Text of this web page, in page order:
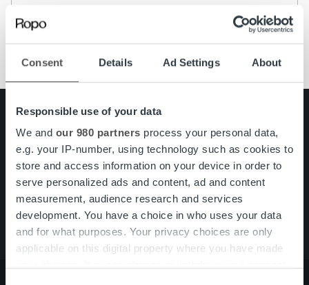
Consent Details Ad Settings About
Responsible use of your data
We and our 980 partners process your personal data,
e.g. your IP-number, using technology such as cookies to
store and access information on your device in order to
serve personalized ads and content, ad and content
measurement, audience research and services
development. You have a choice in who uses your data
and for what purposes. Your privacy choices are only
applicable on this digital property where you have made
Lue lisää
Pikalinkit
Yhteystiedot
Ura Ropolla
Palvelut
Tietoa meistä
Search for: